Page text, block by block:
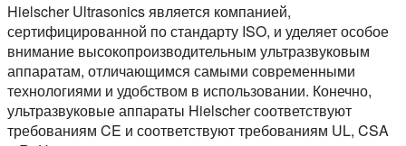
Hielscher Ultrasonics является компанией,
сертифицированной по стандарту ISO, и уделяет особое
внимание высокопроизводительным ультразвуковым
аппаратам, отличающимся самыми современными
технологиями и удобством в использовании. Конечно,
ультразвуковые аппараты Hielscher соответствуют
требованиям CE и соответствуют требованиям UL, CSA